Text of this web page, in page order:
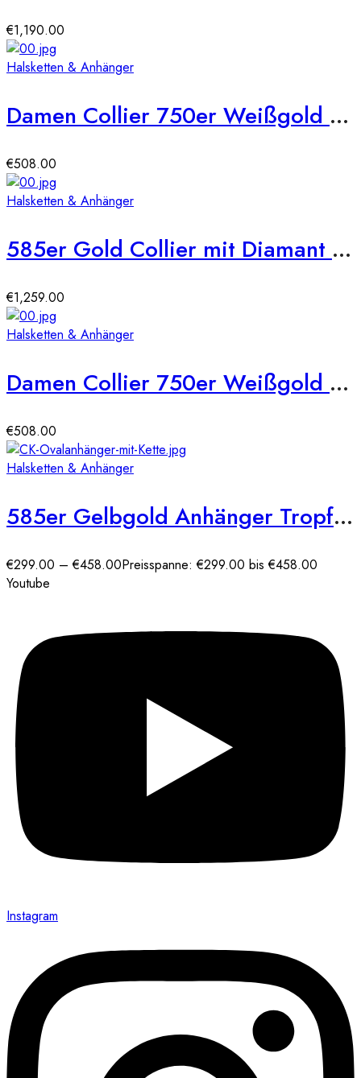
€1,190.00
Halsketten & Anhänger
Damen Collier 750er Weißgold Diamant 0,080ct. Zargenfassung 42cm Gold Kette Schmuck
€508.00
Halsketten & Anhänger
585er Gold Collier mit Diamant 0,25ct. Anhänger Zargenfassung
€1,259.00
Halsketten & Anhänger
Damen Collier 750er Weißgold Diamant 0,080ct. 42cm Gold Kette Schmuck
€508.00
Halsketten & Anhänger
585er Gelbgold Anhänger Tropfenform mit Diamanten
€299.00 –€458.00Preisspanne: €299.00 bis €458.00
Youtube
Instagram